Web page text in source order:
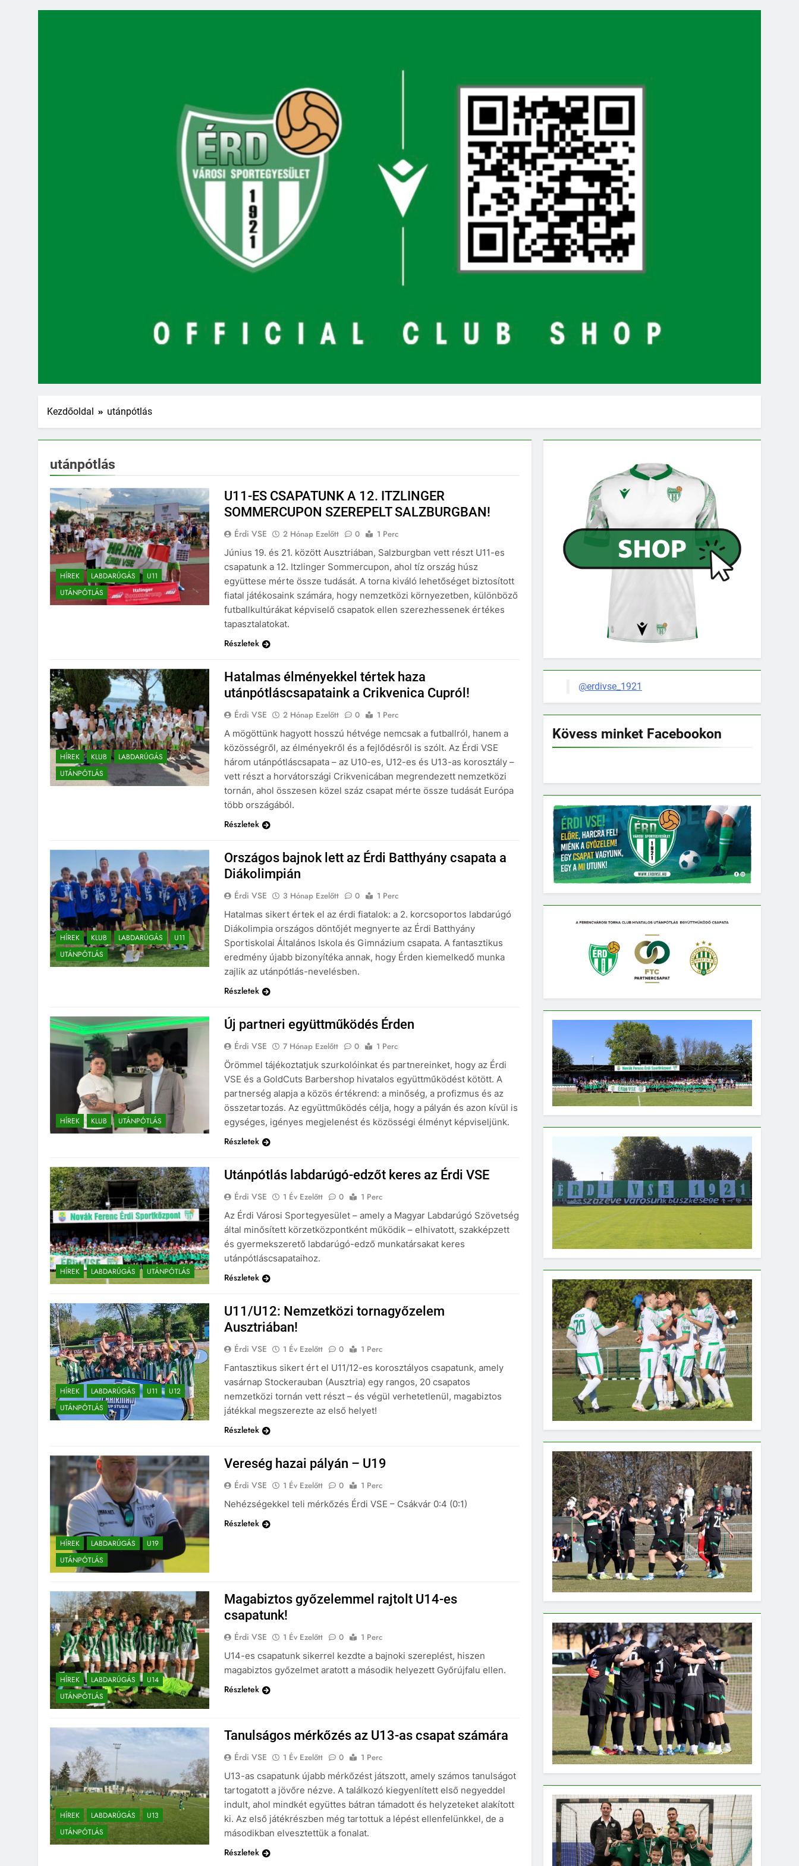
Kezdőoldal utánpótlás
utánpótlás
HÍREK LABDARÚGÁS
U11
UTÁNPÓTLÁS
U11-ES CSAPATUNK A 12. ITZLINGER
SOMMERCUPON SZEREPELT SALZBURGBAN!
Érdi VSE 2 Hónap Ezelőtt 0
1 Perc
Június 19. és 21. között Ausztriában, Salzburgban vett részt U11-es
csapatunk a 12. Itzlinger Sommercupon, ahol tíz ország húsz
együttese mérte össze tudását. A torna kiváló lehetőséget biztosított
fiatal játékosaink számára, hogy nemzetközi környezetben, különböző
futballkultúrákat képviselő csapatok ellen szerezhessenek értékes
tapasztalatokat.
Részletek
HÍREK KLUB
LABDARÚGÁS
UTÁNPÓTLÁS
Hatalmas élményekkel tértek haza
utánpótláscsapataink a Crikvenica Cupról!
Érdi VSE 2 Hónap Ezelőtt 0
1 Perc
A mögöttünk hagyott hosszú hétvége nemcsak a futballról, hanem a
közösségről, az élményekről és a fejlődésről is szólt. Az Érdi VSE
három utánpótláscsapata – az U10-es, U12-es és U13-as korosztály –
vett részt a horvátországi Crikvenicában megrendezett nemzetközi
tornán, ahol összesen közel száz csapat mérte össze tudását Európa
több országából.
Részletek
HÍREK KLUB LABDARÚGÁS
U11
UTÁNPÓTLÁS
Országos bajnok lett az Érdi Batthyány csapata a
Diákolimpián
Érdi VSE 3 Hónap Ezelőtt 0
1 Perc
Hatalmas sikert értek el az érdi fiatalok: a 2. korcsoportos labdarúgó
Diákolimpia országos döntőjét megnyerte az Érdi Batthyány
Sportiskolai Általános Iskola és Gimnázium csapata. A fantasztikus
eredmény újabb bizonyítéka annak, hogy Érden kiemelkedő munka
zajlik az utánpótlás-nevelésben.
Részletek
HÍREK KLUB UTÁNPÓTLÁS
Új partneri együttműködés Érden
Érdi VSE 7 Hónap Ezelőtt 0
1 Perc
Örömmel tájékoztatjuk szurkolóinkat és partnereinket, hogy az Érdi
VSE és a GoldCuts Barbershop hivatalos együttműködést kötött. A
partnerség alapja a közös értékrend: a minőség, a profizmus és az
összetartozás. Az együttműködés célja, hogy a pályán és azon kívül is
egységes, igényes megjelenést és közösségi élményt képviseljünk.
Részletek
HÍREK LABDARÚGÁS UTÁNPÓTLÁS
Utánpótlás labdarúgó-edzőt keres az Érdi VSE
Érdi VSE 1 Év Ezelőtt 0
1 Perc
Az Érdi Városi Sportegyesület – amely a Magyar Labdarúgó Szövetség
által minősített körzetközpontként működik – elhivatott, szakképzett
és gyermekszerető labdarúgó-edző munkatársakat keres
utánpótláscsapataihoz.
Részletek
HÍREK LABDARÚGÁS U11
U12
UTÁNPÓTLÁS
U11/U12: Nemzetközi tornagyőzelem
Ausztriában!
Érdi VSE 1 Év Ezelőtt 0
1 Perc
Fantasztikus sikert ért el U11/12-es korosztályos csapatunk, amely
vasárnap Stockerauban (Ausztria) egy rangos, 20 csapatos
nemzetközi tornán vett részt – és végül verhetetlenül, magabiztos
játékkal megszerezte az első helyet!
Részletek
HÍREK LABDARÚGÁS
U19
UTÁNPÓTLÁS
Vereség hazai pályán – U19
Érdi VSE 1 Év Ezelőtt 0
1 Perc
Nehézségekkel teli mérkőzés Érdi VSE – Csákvár 0:4 (0:1)
Részletek
HÍREK LABDARÚGÁS
U14
UTÁNPÓTLÁS
Magabiztos győzelemmel rajtolt U14-es
csapatunk!
Érdi VSE 1 Év Ezelőtt 0
1 Perc
U14-es csapatunk sikerrel kezdte a bajnoki szereplést, hiszen
magabiztos győzelmet aratott a második helyezett Győrújfalu ellen.
Részletek
HÍREK LABDARÚGÁS
U13
UTÁNPÓTLÁS
Tanulságos mérkőzés az U13-as csapat számára
Érdi VSE 1 Év Ezelőtt 0
1 Perc
U13-as csapatunk újabb mérkőzést játszott, amely számos tanulságot
tartogatott a jövőre nézve. A találkozó kiegyenlített első negyeddel
indult, ahol mindkét együttes bátran támadott és helyzeteket alakított
ki. Az első játékrészben még tartottuk a lépést ellenfelünkkel, de a
másodikban elvesztettük a fonalat.
Részletek
@erdivse_1921
Kövess minket Facebookon